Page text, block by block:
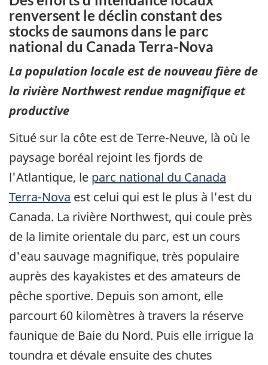
renversent le déclin constant des
stocks de saumons dans le parc
national du Canada Terra-Nova
La population locale est de nouveau fière de
la rivière Northwest rendue magnifique et
productive
Situé sur la côte est de Terre-Neuve, là où le
paysage boréal rejoint les fjords de
l'Atlantique, le parc national du Canada
Terra-Nova est celui qui est le plus à l'est du
Canada. La rivière Northwest, qui coule près
de la limite orientale du parc, est un cours
d'eau sauvage magnifique, très populaire
auprès des kayakistes et des amateurs de
pêche sportive. Depuis son amont, elle
parcourt 60 kilomètres à travers la réserve
faunique de Baie du Nord. Puis elle irrigue la
toundra et dévale ensuite des chutes